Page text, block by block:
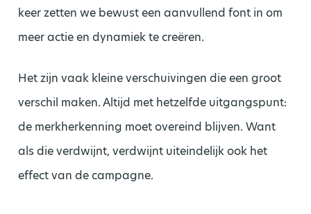
keer zetten we bewust een aanvullend font in om
meer actie en dynamiek te creëren.
Het zijn vaak kleine verschuivingen die een groot
verschil maken. Altijd met hetzelfde uitgangspunt:
de merkherkenning moet overeind blijven. Want
als die verdwijnt, verdwijnt uiteindelijk ook het
effect van de campagne.